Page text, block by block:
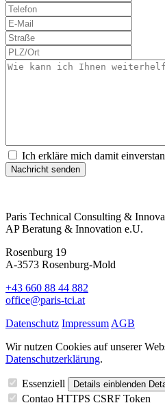
Ich erkläre mich damit
Nachricht senden
Paris Technical Consulting &
AP Beratung & Innovation e.U.
Rosenburg 19
A-3573 Rosenburg-Mold
+43 660 88 44 882
office@paris-tci.at
Datenschutz Impressum AGB
Wir nutzen Cookies auf unserer
Datenschutzerklärung.
Essenziell Details einblenden
Contao HTTPS CSRF Token